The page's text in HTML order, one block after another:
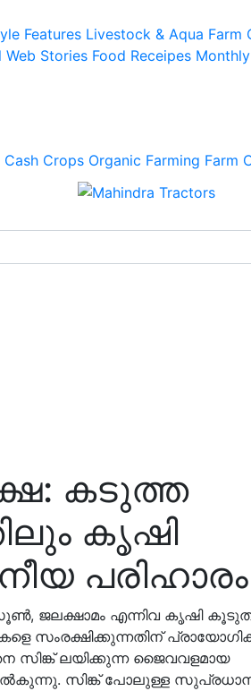
Features Livestock & Aqua Farm
Web Stories Food Receipes
Cash Crops Organic Farming Farm
കടുത്ത
കൃഷി
പരിഹാരം
ജലക്ഷാമം എന്നിവ കൃഷി
സംരക്ഷിക്കുന്നതിന്
ലയിക്കുന്ന ജൈവവളമായ
സിങ്ക് പോലുള്ള